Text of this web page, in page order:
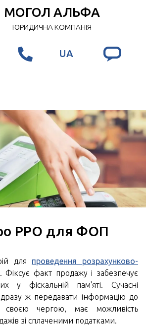
МОГОЛ АЛЬФА
ЮРИДИЧНА КОМПАНІЯ
UA
РРО для ФОП
для проведення розрахунково-
. Фіксує факт продажу і забезпечує
у фіскальній пам'яті. Сучасні
ж передавати інформацію до
своєю чергою, має можливість
зі сплаченими податками.